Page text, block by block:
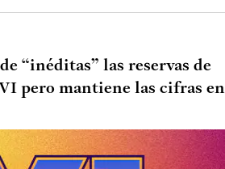
“inéditas” las reservas de
pero mantiene las cifras en